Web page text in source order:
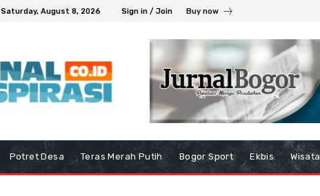
Saturday, August 8, 2026 Sign in / Join Buy now
Potret Desa Teras Merah Putih Bogor Sport Ekbis Wisata